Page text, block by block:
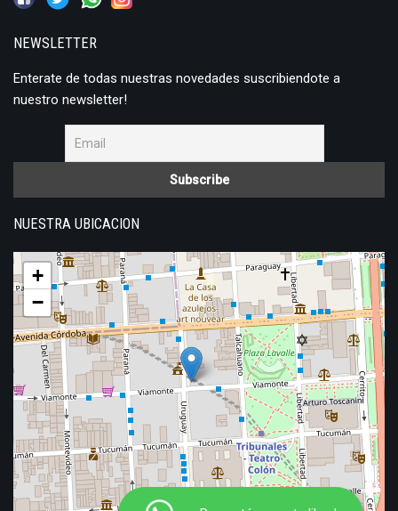
NEWSLETTER
Enterate de todas nuestras novedades suscribiendote a
nuestro newsletter!
NUESTRA UBICACION
+
−